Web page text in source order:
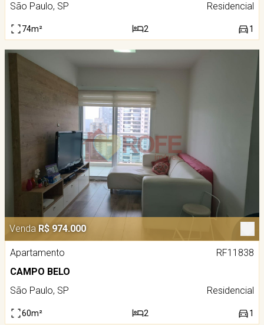
São Paulo, SP
Residencial
74m² 2 1
Venda R$ 974.000
Apartamento
RF11838
CAMPO BELO
São Paulo, SP
Residencial
60m² 2 1